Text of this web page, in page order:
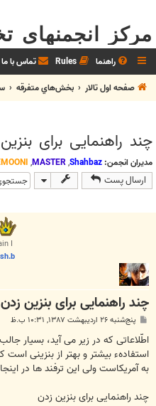
مرکز
راهنما Rules تماس با ما
صفحه اول تالار
بخش‌‌هاي متفرقه
چند راهنمایی برای
مدیران انجمن: Shahbaz
,
MASTER
,
ارسال پست
I
چند راهنمایی برای بنزین زدن
س
ت
پنج‌شنبه ۲۶ اردیبهشت ۱۳۸۷, ۱۰:۳۱ ب.ظ
اطّلاعاتی که در زیر می آید، بسیار
استفادهء بیشتر و بهتر از بنزینی
به آمریکاست ولی این ترفند ها در
چند راهنمایی برای بنزین زدن